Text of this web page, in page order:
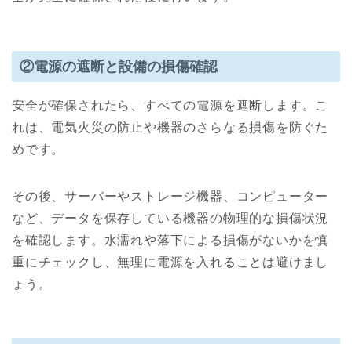
②電源の遮断と設備の損傷確認
安全が確保されたら、すべての電源を遮断します。こ
れは、電気火災の防止や機器のさらなる損傷を防ぐた
めです。
その後、サーバーやストレージ機器、コンピューター
など、データを保存している機器の物理的な損傷状況
を確認します。水濡れや落下による損傷がないかを慎
重にチェックし、無理に電源を入れることは避けまし
ょう。